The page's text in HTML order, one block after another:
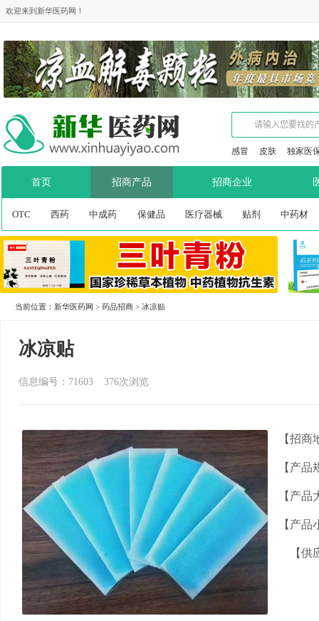
欢迎来到新华医药网！
感冒 皮肤 独家医
首页 招商产品 招商企业
OTC 西药 中成药 保健品 医疗器械 贴剂 中药材
当前位置： 新华医药网 > 药品招商 > 冰凉贴
冰凉贴
信息编号：71603 376次浏览
【招商
【产品
【产品
【产品
【供